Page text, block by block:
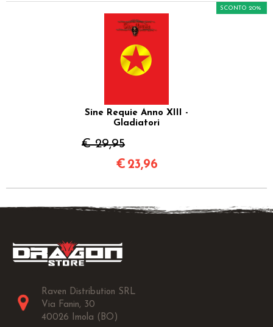
Sine Requie Anno XIII -
Gladiatori
€ 29,95
SCONTO 20%
€ 23,96
Raven Distribution SRL
Via Fanin, 30
40026 Imola (BO)